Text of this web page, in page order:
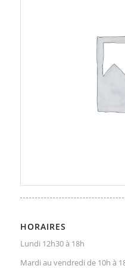
HORAIRES
Lundi 12h30 à 18h
Mardi au vendredi de 10h à